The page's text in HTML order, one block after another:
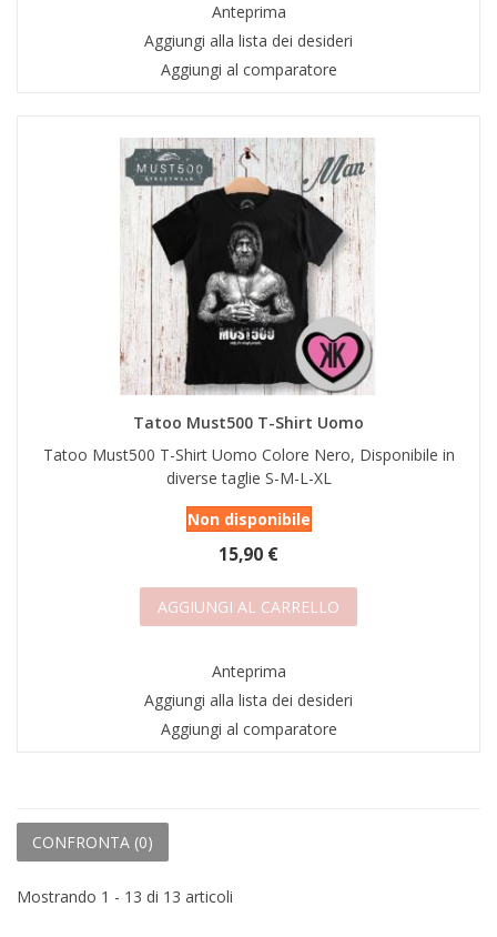
Anteprima
Aggiungi alla lista dei desideri
Aggiungi al comparatore
Tatoo Must500 T-Shirt Uomo
Tatoo Must500 T-Shirt Uomo Colore Nero, Disponibile in
diverse taglie S-M-L-XL
Non disponibile
15,90 €
AGGIUNGI AL CARRELLO
Anteprima
Aggiungi alla lista dei desideri
Aggiungi al comparatore
CONFRONTA (0)
Mostrando 1 - 13 di 13 articoli